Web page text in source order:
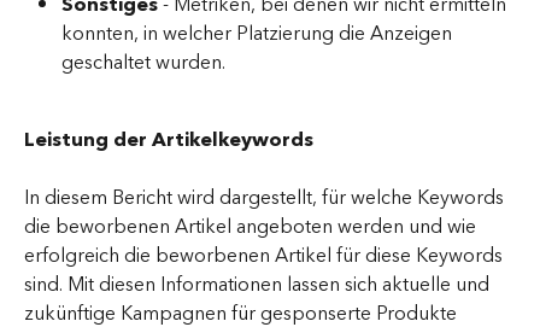
konnten, in welcher Platzierung die Anzeigen
geschaltet wurden.
Leistung der Artikelkeywords
In diesem Bericht wird dargestellt, für welche Keywords
die beworbenen Artikel angeboten werden und wie
erfolgreich die beworbenen Artikel für diese Keywords
sind. Mit diesen Informationen lassen sich aktuelle und
zukünftige Kampagnen für gesponserte Produkte